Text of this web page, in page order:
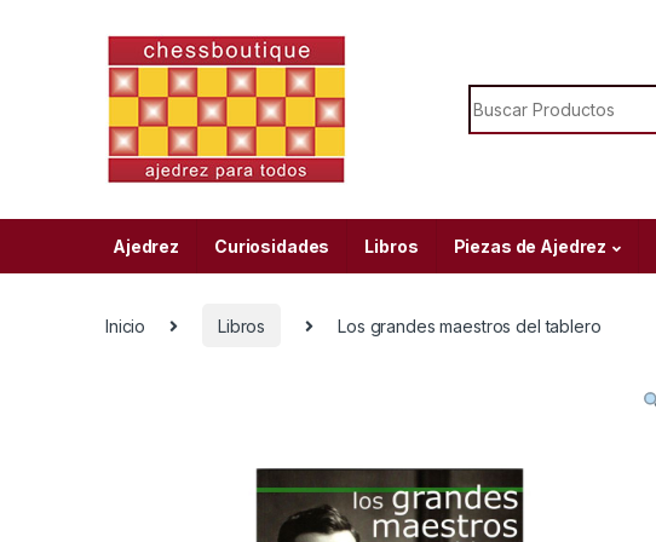
Search for:
Ajedrez Curiosidades Libros Piezas de Ajedrez
Inicio Libros Los grandes maestros del tablero